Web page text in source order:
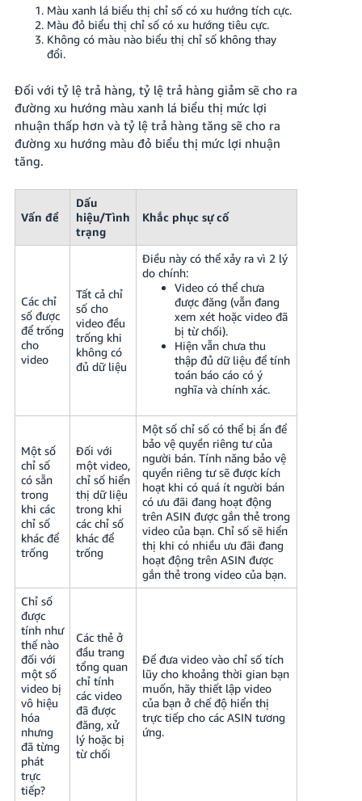
Màu xanh lá biểu thị chỉ số có xu hướng tích cực.
Màu đỏ biểu thị chỉ số có xu hướng tiêu cực.
Không có màu nào biểu thị chỉ số không thay
đổi.
Đối với tỷ lệ trả hàng, tỷ lệ trả hàng giảm sẽ cho ra
đường xu hướng màu xanh lá biểu thị mức lợi
nhuận thấp hơn và tỷ lệ trả hàng tăng sẽ cho ra
đường xu hướng màu đỏ biểu thị mức lợi nhuận
tăng.
Vấn đề
Dấu
hiệu/Tình
trạng
Khắc phục sự cố
Các chỉ
số được
để trống
cho
video
Tất cả chỉ
số cho
video đều
trống khi
không có
đủ dữ liệu
Điều này có thể xảy ra vì 2 lý
do chính:
Video có thể chưa
được đăng (vẫn đang
xem xét hoặc video đã
bị từ chối).
Hiện vẫn chưa thu
thập đủ dữ liệu để tính
toán báo cáo có ý
nghĩa và chính xác.
Một số
chỉ số
có sẵn
trong
khi các
chỉ số
khác để
trống
Đối với
một video,
chỉ số hiển
thị dữ liệu
trong khi
các chỉ số
khác để
trống
Một số chỉ số có thể bị ẩn để
bảo vệ quyền riêng tư của
người bán. Tính năng bảo vệ
quyền riêng tư sẽ được kích
hoạt khi có quá ít người bán
có ưu đãi đang hoạt động
trên ASIN được gắn thẻ trong
video của bạn. Chỉ số sẽ hiển
thị khi có nhiều ưu đãi đang
hoạt động trên ASIN được
gắn thẻ trong video của bạn.
Chỉ số
được
tính như
thế nào
đối với
một số
video bị
vô hiệu
hóa
nhưng
đã từng
phát
trực
tiếp?
Các thẻ ở
đầu trang
tổng quan
chỉ tính
các video
đã được
đăng, xử
lý hoặc bị
từ chối
Để đưa video vào chỉ số tích
lũy cho khoảng thời gian bạn
muốn, hãy thiết lập video
của bạn ở chế độ hiển thị
trực tiếp cho các ASIN tương
ứng.